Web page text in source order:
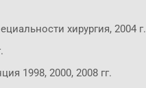
хирургия, 2004 г.
1998, 2000, 2008 гг.